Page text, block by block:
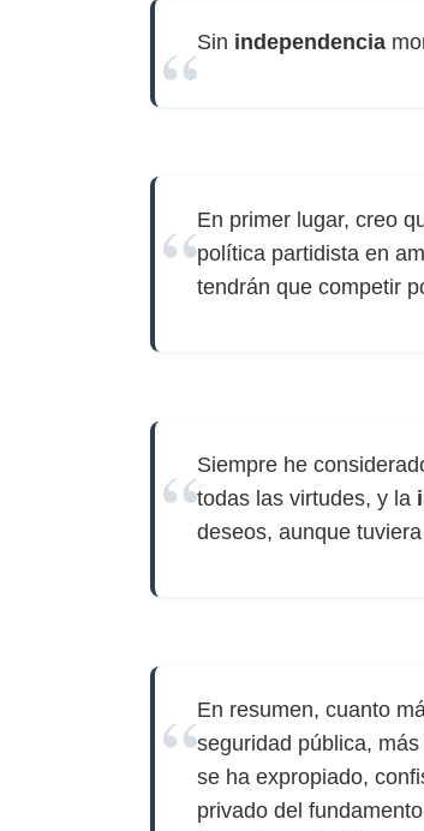
Sin independencia
En primer lugar, creo
política partidista en
tendrán que competir
Siempre he
todas las virtudes, y la
deseos, aunque
En resumen, cuanto
seguridad pública,
se ha expropiado,
privado del